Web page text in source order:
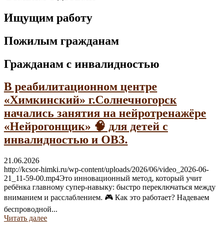
Ищущим работу
Пожилым гражданам
Гражданам с инвалидностью
В реабилитационном центре
«Химкинский» г.Солнечногорск
начались занятия на нейротренажёре
«Нейрогонщик» 🧠 для детей с
инвалидностью и ОВЗ.
21.06.2026
http://kcsor-himki.ru/wp-content/uploads/2026/06/video_2026-06-
21_11-59-00.mp4Это инновационный метод, который учит
ребёнка главному супер-навыку: быстро переключаться между
вниманием и расслаблением. 🎮 Как это работает? Надеваем
беспроводной...
Читать далее